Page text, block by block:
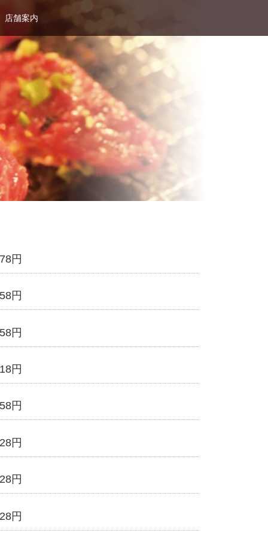
店舗案内
円
円
円
円
円
円
円
円